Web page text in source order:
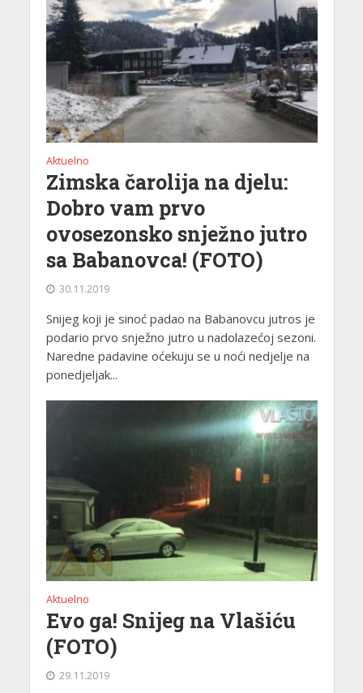
Aktuelno
Zimska čarolija na djelu:
Dobro vam prvo
ovosezonsko snježno jutro
sa Babanovca! (FOTO)
30.11.2019
Snijeg koji je sinoć padao na Babanovcu jutros je
podario prvo snježno jutro u nadolazećoj sezoni.
Naredne padavine oćekuju se u noći nedjelje na
ponedjeljak...
Aktuelno
Evo ga! Snijeg na Vlašiću
(FOTO)
29.11.2019